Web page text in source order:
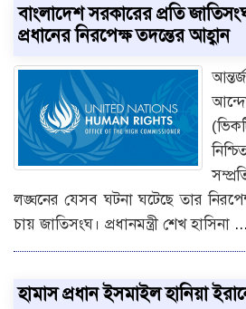
বাংলাদেশ সরকারের প্রতি
প্রধানের নিরপেক্ষ তদন্তের আহ্বান
লঙ্ঘনের যেসব ঘটনা ঘটেছে তার
চায় জাতিসংঘ। প্রধানমন্ত্রী শেখ হাসিনা
হামাস প্রধান ইসমাইল হানিয়া